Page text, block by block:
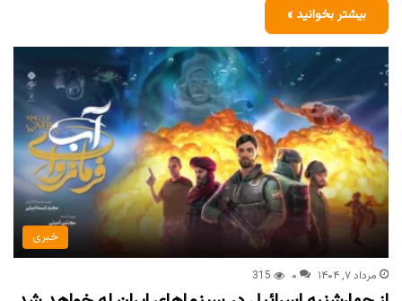
بیشتر بخوانید »
خبری
مرداد ۷, ۱۴۰۴ ۰ 315